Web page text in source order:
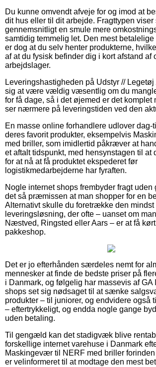
Du kunne omvendt afveje for og imod at
dit hus eller til dit arbejde. Fragttypen viser
gennemsnitligt en smule mere
samtidig temmelig let. Den mest
er dog at du selv henter produkterne,
af at du fysisk befinder dig i kort afstand af
arbejdslager.
Leveringshastigheden på Udstyr //
sig at være vældig væsentlig om du
for få dage, så i det øjemed er det komplet
ser nærmere på leveringstiden ved den
En masse online forhandlere udlover dag-
deres favorit produkter, eksempelvis
med briller, som imidlertid påkræver at
et aftalt tidspunkt, med hensynstagen til at
for at nå at få produktet ekspederet før
logistikmedarbejderne har fyraften.
Nogle internet shops frembyder fragt uden
det så præmissen at man shopper for en
Alternativt skulle du foretrække den mindst
leveringsløsning, der ofte – uanset om
Næstved, Ringsted eller Aars – er at få
pakkeshop.
Det er jo efterhånden særdeles nemt for
mennesker at finde de bedste priser på
i Danmark, og følgelig har massevis af GA
shops set sig nødsaget til at sænke
produkter – til juniorer, og endvidere også
– eftertrykkeligt, og endda nogle gange
uden betaling.
Til gengæld kan det stadigvæk blive
forskellige internet varehuse i Danmark
Maskingevær til NERF med briller
er velinformeret til at modtage den mest